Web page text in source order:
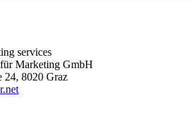
services
Marketing GmbH
24, 8020 Graz